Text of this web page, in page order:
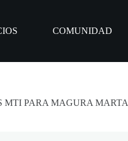
COMUNIDAD
MTI PARA MAGURA MARTA